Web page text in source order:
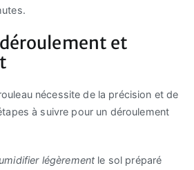
et
nécessite de la précision et de
à suivre pour un déroulement
légèrement le sol préparé